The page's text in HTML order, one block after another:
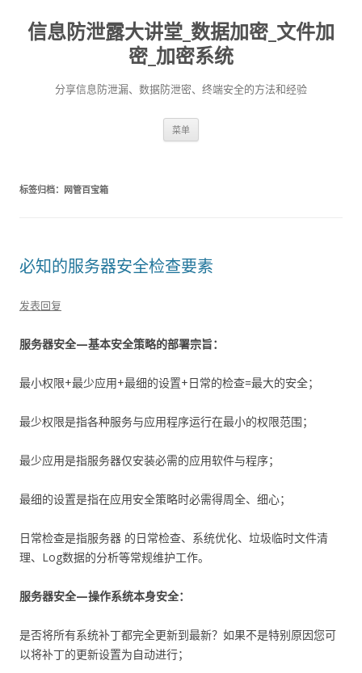
信息防泄露大讲堂_数据加密_文件加
密_加密系统
分享信息防泄漏、数据防泄密、终端安全的方法和经验
菜单
标签归档： 网管百宝箱
必知的服务器安全检查要素
发表回复
服务器安全—基本安全策略的部署宗旨：
最小权限+最少应用+最细的设置+日常的检查=最大的安全；
最少权限是指各种服务与应用程序运行在最小的权限范围；
最少应用是指服务器仅安装必需的应用软件与程序；
最细的设置是指在应用安全策略时必需得周全、细心；
日常检查是指服务器 的日常检查、系统优化、垃圾临时文件清
理、Log数据的分析等常规维护工作。
服务器安全—操作系统本身安全：
是否将所有系统补丁都完全更新到最新？如果不是特别原因您可
以将补丁的更新设置为自动进行；